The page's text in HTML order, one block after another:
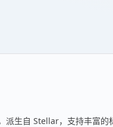
生自 Stellar，支持丰富的